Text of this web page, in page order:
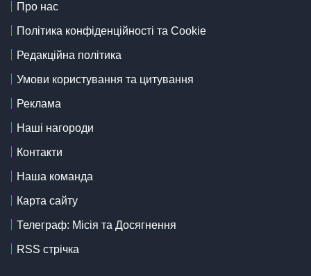
Про нас
Політика конфіденційності та Cookie
Редакційна політика
Умови користування та цитування
Реклама
Наші нагороди
Контакти
Наша команда
Карта сайту
Телеграф: Місія та Досягнення
RSS стрічка